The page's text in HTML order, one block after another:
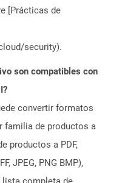
[Prácticas de
security).
son compatibles con
convertir formatos
familia de productos a
productos a PDF,
JPEG, PNG BMP),